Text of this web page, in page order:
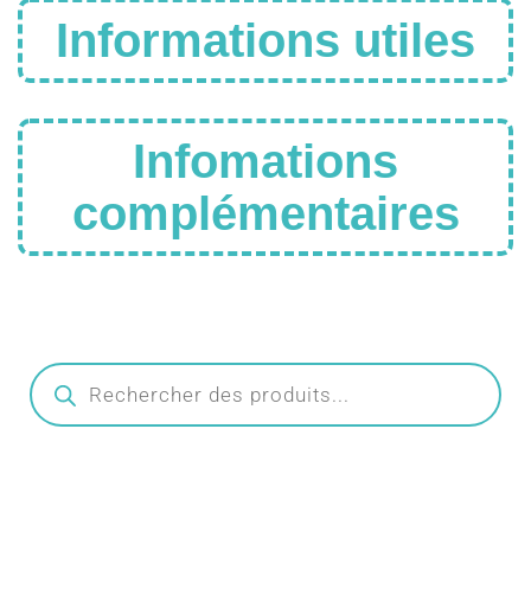
Informations utiles
Infomations
complémentaires